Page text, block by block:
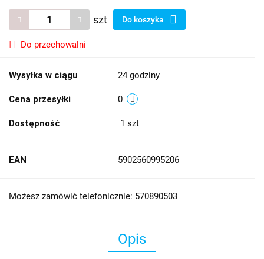
szt Do koszyka
Do przechowalni
Wysyłka w ciągu 24 godziny
Cena przesyłki 0
Dostępność 1 szt
EAN 5902560995206
Możesz zamówić telefonicznie: 570890503
Opis